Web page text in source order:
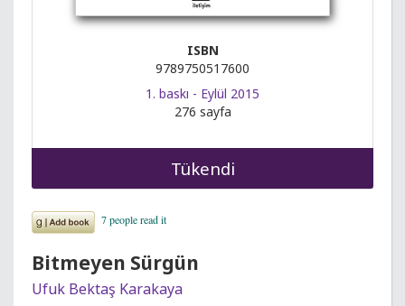
ISBN
9789750517600
1. baskı - Eylül 2015
276 sayfa
Tükendi
Bitmeyen Sürgün
Ufuk Bektaş Karakaya